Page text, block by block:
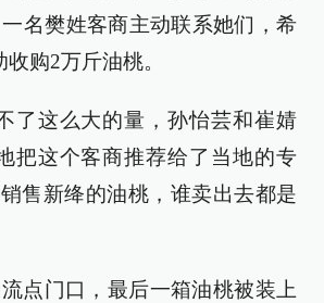
名樊姓客商主动联系她们，希
购2万斤油桃。
了这么大的量，孙怡芸和崔婧
把这个客商推荐给了当地的专
售新绛的油桃，谁卖出去都是
点门口，最后一箱油桃被装上